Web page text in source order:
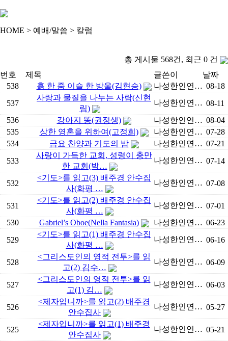
HOME > 예배/말씀 > 칼럼
총 게시물 568건, 최근 0 건
번호
제목 글쓴이
날짜
538
흙 한 줌 이슬 한 방울(김현승) 나성한인연… 08-18
537
사랑과 물질을 나누는 사람(신현
림)
나성한인연… 08-11
536
강아지 똥(권정생) 나성한인연… 08-04
535
상한 영혼을 위하여(고정희) 나성한인연… 07-28
534
금요 찬양과 기도의 밤 나성한인연… 07-21
533
사랑이 가득한 교회, 성령이 충만
한 교회(박…
나성한인연… 07-14
532
<기도>를 읽고(3) 배주경 안수집
사(화평 …
나성한인연… 07-08
531
<기도>를 읽고(2) 배주경 안수집
사(화평 …
나성한인연… 07-01
530
Gabriel’s Oboe(Nella Fantasia) 나성한인연… 06-23
529
<기도>를 읽고(1) 배주경 안수집
사(화평 …
나성한인연… 06-16
528
<그리스도인의 영적 전투>를 읽
고(2) 김수…
나성한인연… 06-09
527
<그리스도인의 영적 전투>를 읽
고(1) 김…
나성한인연… 06-03
526
<제자입니까>를 읽고(2) 배주경
안수집사
나성한인연… 05-27
525
<제자입니까>를 읽고(1) 배주경
안수집사
나성한인연… 05-21